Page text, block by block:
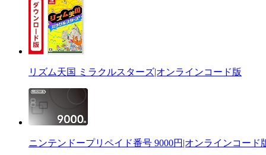
リズム天国 ミラクルスターズ|オンラインコード版
ニンテンドープリペイド番号 9000円|オンラインコード